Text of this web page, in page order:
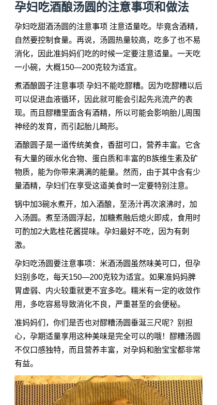
孕妇吃酒酿汤圆的注意事项和做法
孕妇吃甜酒汤圆的注意事项 注意适量吃。毕竟含酒精，
自然要控制食量。再说，汤圆热量较高，吃多了也不易
消化，因此准妈妈们吃的时候一定要注意适量。一天吃
一小碗，大概150—200克较为适宜。
煮酒酿圆子注意事项 孕妇不能吃醪糟。因为吃醪糟以后
可以促进血液循环，因此就可能会引起先兆流产的表
现。而且醪糟里面含有酒精，所以可能会影响胎儿周围
神经的发育，而引起胎儿畸形。
酒酿圆子是一道传统美食，香甜可口，营养丰富。它含
有大量的碳水化合物、蛋白质和丰富的B族维生素及矿
物质，能为你带来满满的能量。然而，由于其中含有少
量酒精，孕妇们在享受这道美食时一定要特别注意。
锅中加3碗水煮开，加入酒酿，至汤汁再次滚沸时，加
入汤圆。煮至汤圆浮起，加糖煮融后熄火即成，食用时
可酌加2大匙桂花酱提味。孕妇最好不吃，因为有刺
激。
孕妇吃汤圆要注意事项：米酒汤圆虽然味美可口，但孕
妇别多吃，每天150—200克较为适宜。如果准妈妈脾
胃虚弱、内火较重就更不宜多吃。糯米有一定的收敛作
用，多吃容易导致消化不良，严重甚至的会便秘。
准妈妈们，你们是否也对醪糟汤圆垂涎三尺呢？别担
心，孕期适量享用这种美味是完全可以的哦！醪糟汤圆
不仅口感独特，而且营养丰富，对孕妈和胎宝宝都非常
有益。